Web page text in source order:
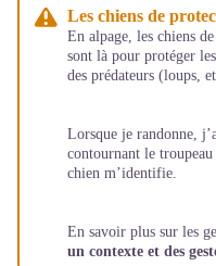
Les chiens de
En alpage, les chiens
sont là pour protéger
des prédateurs (loups,
Lorsque je randonne,
contournant le
chien m’identifie.
En savoir plus sur les
un contexte et des